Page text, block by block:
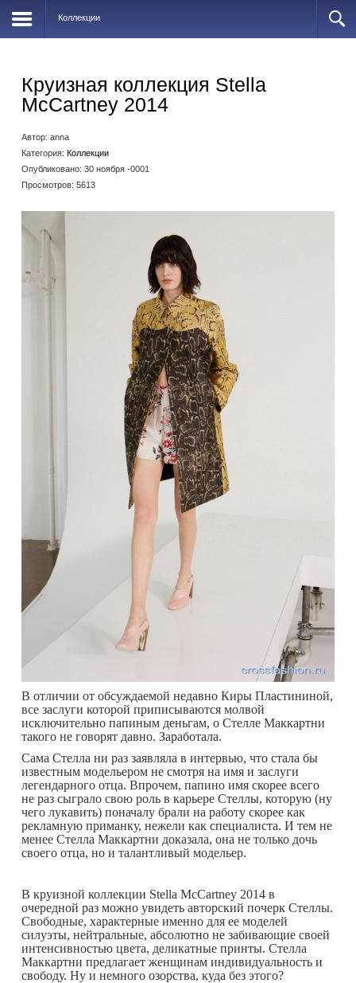
Коллекции
Круизная коллекция Stella
McCartney 2014
Автор: anna
Категория: Коллекции
Опубликовано: 30 ноября -0001
Просмотров: 5613
В отличии от обсуждаемой недавно Киры Пластининой,
все заслуги которой приписываются молвой
исключительно папиным деньгам, о Стелле Маккартни
такого не говорят давно. Заработала.
Сама Стелла ни раз заявляла в интервью, что стала бы
известным модельером не смотря на имя и заслуги
легендарного отца. Впрочем, папино имя скорее всего
не раз сыграло свою роль в карьере Стеллы, которую (ну
чего лукавить) поначалу брали на работу скорее как
рекламную приманку, нежели как специалиста. И тем не
менее Стелла Маккартни доказала, она не только дочь
своего отца, но и талантливый модельер.
В круизной коллекции Stella McCartney 2014 в
очередной раз можно увидеть авторский почерк Стеллы.
Свободные, характерные именно для ее моделей
силуэты, нейтральные, абсолютно не забивающие своей
интенсивностью цвета, деликатные принты. Стелла
Маккартни предлагает женщинам индивидуальность и
свободу. Ну и немного озорства, куда без этого?